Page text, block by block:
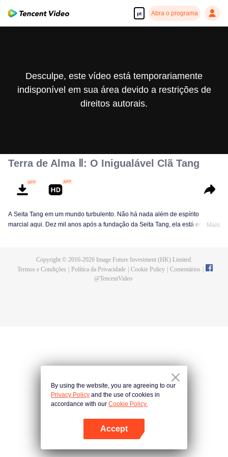
pt Abra o programa
Abra o programa
Desculpe, este vídeo está temporariamente
indisponível em sua área devido a restrições de
direitos autorais.
Terra de Alma Ⅱ: O Inigualável Clã Tang
A Seita Tang em um mundo turbulento. Não há nada além de espírito
marcial aqui. Dez mil anos após a fundação da Seita Tang, ela está em
pode escolher estrelas; O novo sistema de utensílios da alma que levou ao
declínio da Seita Tang... Muitos segredos serão revelados.
Mais
Copyright © 2016-2026Image Future Investment (HK) Limited.
Termos e Condições
Política da Privacidade Cookie Policy Comentários
@TencentVideo
By using the website, you are agreeing to our
Privacy Policy and the use of cookies in
accordance with our Cookie Policy.
Accept